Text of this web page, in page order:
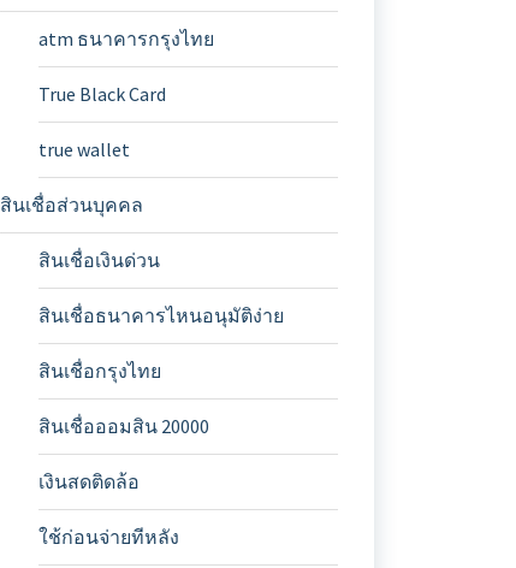
atm ธนาคารกรุงไทย
True Black Card
true wallet
สินเชื่อส่วนบุคคล
สินเชื่อเงินด่วน
สินเชื่อธนาคารไหนอนุมัติง่าย
สินเชื่อกรุงไทย
สินเชื่อออมสิน 20000
เงินสดติดล้อ
ใช้ก่อนจ่ายทีหลัง